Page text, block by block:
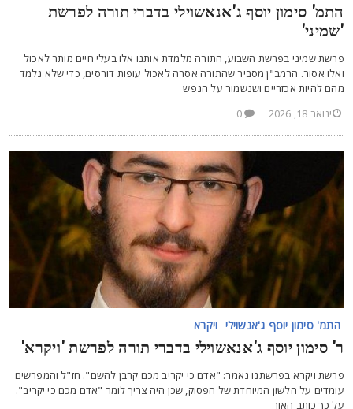
סימון יוסף ג'אנאשוילי בדברי תורה לפרשת
שמיני בפרשת השבוע, התורה מלמדת אותנו אלו בעלי חיים מותר לאכול
אסור. הרמב"ן מסביר שהתורה אסרה לאכול עופות דורסים, כדי שלא נלמד
להיות אכזריים ושנשמור על הנפש
ינואר 18, 2026
0
התמ' סימון יוסף ג'אנשוילי ויקרא
סימון יוסף ג'אנאשוילי בדברי תורה לפרשת 'ויקרא'
ויקרא בפרשתנו נאמר: "אדם כי יקריב מכם קרבן להשם". חז"ל והמפרשים
על הלשון המיוחדת של הפסוק, שכן היה צריך לומר "אדם מכם כי יקריב".
כך כותב האור